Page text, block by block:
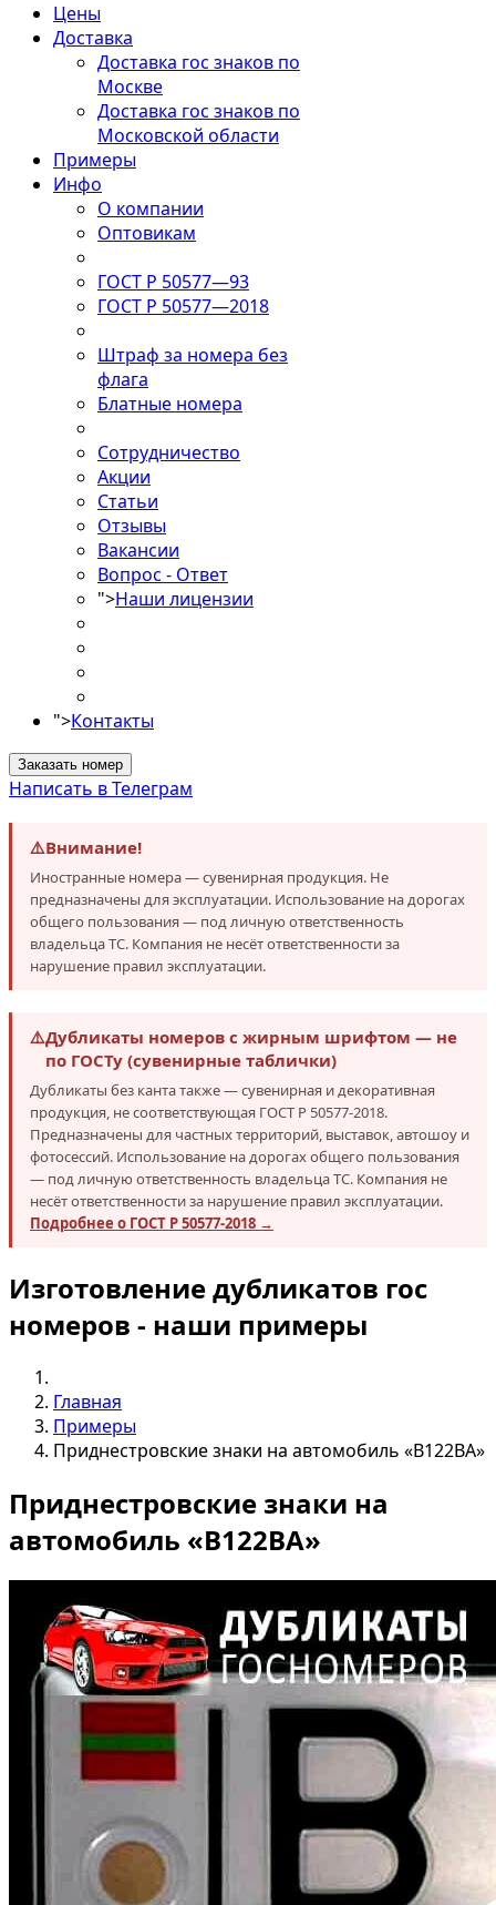
Цены
Доставка
Доставка гос знаков по
Москве
Доставка гос знаков по
Московской области
Примеры
Инфо
О компании
Оптовикам
ГОСТ Р 50577—93
ГОСТ Р 50577—2018
Штраф за номера без
флага
Блатные номера
Сотрудничество
Акции
Статьи
Отзывы
Вакансии
Вопрос - Ответ
">Наши лицензии
">Контакты
Заказать номер
Написать в Телеграм
⚠️Внимание!
Иностранные номера — сувенирная продукция. Не
предназначены для эксплуатации. Использование на дорогах
общего пользования — под личную ответственность
владельца ТС. Компания не несёт ответственности за
нарушение правил эксплуатации.
⚠️Дубликаты номеров с жирным шрифтом — не
по ГОСТу (сувенирные таблички)
Дубликаты без канта также — сувенирная и декоративная
продукция, не соответствующая ГОСТ Р 50577-2018.
Предназначены для частных территорий, выставок, автошоу и
фотосессий. Использование на дорогах общего пользования
— под личную ответственность владельца ТС. Компания не
несёт ответственности за нарушение правил эксплуатации.
Подробнее о ГОСТ Р 50577-2018 →
Изготовление дубликатов гос
номеров - наши примеры
Главная
Примеры
Приднестровские знаки на автомобиль «В122ВА»
Приднестровские знаки на
автомобиль «В122ВА»